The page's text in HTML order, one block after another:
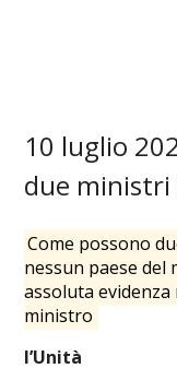
10 luglio
due ministri
Come possono
nessun paese del
assoluta
ministro
l’Unità